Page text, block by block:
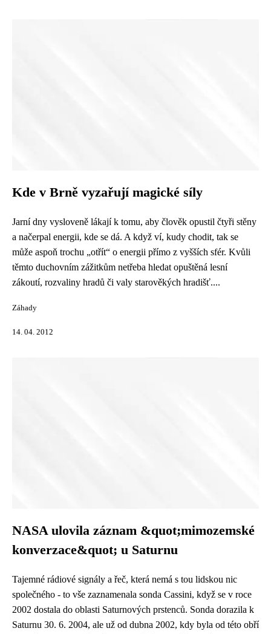
Kde v Brně vyzařují magické síly
Jarní dny vysloveně lákají k tomu, aby člověk opustil čtyři stěny
a načerpal energii, kde se dá. A když ví, kudy chodit, tak se
může aspoň trochu „otřít“ o energii přímo z vyšších sfér. Kvůli
těmto duchovním zážitkům netřeba hledat opuštěná lesní
zákoutí, rozvaliny hradů či valy starověkých hradišť....
Záhady
14. 04. 2012
NASA ulovila záznam &quot;mimozemské
konverzace&quot; u Saturnu
Tajemné rádiové signály a řeč, která nemá s tou lidskou nic
společného - to vše zaznamenala sonda Cassini, když se v roce
2002 dostala do oblasti Saturnových prstenců. Sonda dorazila k
Saturnu 30. 6. 2004, ale už od dubna 2002, kdy byla od této obří